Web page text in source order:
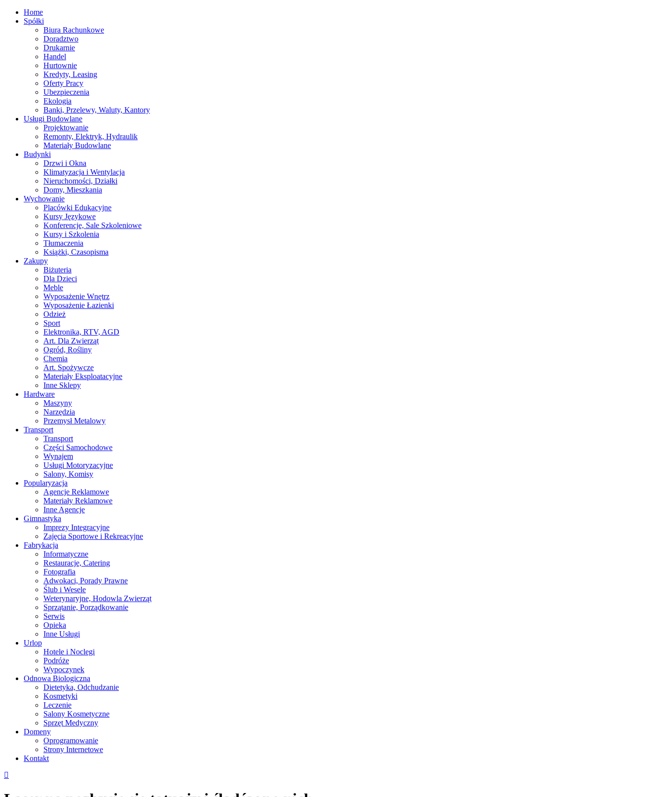
Home
Spółki
Biura Rachunkowe
Doradztwo
Drukarnie
Handel
Hurtownie
Kredyty, Leasing
Oferty Pracy
Ubezpieczenia
Ekologia
Banki, Przelewy, Waluty, Kantory
Usługi Budowlane
Projektowanie
Remonty, Elektryk, Hydraulik
Materiały Budowlane
Budynki
Drzwi i Okna
Klimatyzacja i Wentylacja
Nieruchomości, Działki
Domy, Mieszkania
Wychowanie
Placówki Edukacyjne
Kursy Językowe
Konferencje, Sale Szkoleniowe
Kursy i Szkolenia
Tłumaczenia
Książki, Czasopisma
Zakupy
Biżuteria
Dla Dzieci
Meble
Wyposażenie Wnętrz
Wyposażenie Łazienki
Odzież
Sport
Elektronika, RTV, AGD
Art. Dla Zwierząt
Ogród, Rośliny
Chemia
Art. Spożywcze
Materiały Eksploatacyjne
Inne Sklepy
Hardware
Maszyny
Narzędzia
Przemysł Metalowy
Transport
Transport
Części Samochodowe
Wynajem
Usługi Motoryzacyjne
Salony, Komisy
Popularyzacja
Agencje Reklamowe
Materiały Reklamowe
Inne Agencje
Gimnastyka
Imprezy Integracyjne
Zajęcia Sportowe i Rekreacyjne
Fabrykacja
Informatyczne
Restauracje, Catering
Fotografia
Adwokaci, Porady Prawne
Ślub i Wesele
Weterynaryjne, Hodowla Zwierząt
Sprzątanie, Porządkowanie
Serwis
Opieka
Inne Usługi
Urlop
Hotele i Noclegi
Podróże
Wypoczynek
Odnowa Biologiczna
Dietetyka, Odchudzanie
Kosmetyki
Leczenie
Salony Kosmetyczne
Sprzęt Medyczny
Domeny
Oprogramowanie
Strony Internetowe
Kontakt